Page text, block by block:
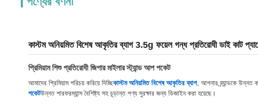
কাস্টম অনিয়মিত বিশেষ আকৃতির ব্যাগ 3.5g ফয়েল গন্ধ প্রতিরোধী ডাই কাট
প্রিমিয়াম শিশু প্রতিরোধী জিপার মাইলার স্ট্যান্ড আপ পকেট
আমাদের প্রিমিয়াম পরিচয় করিয়ে দিচ্ছিকাস্টম অনিয়মিত বিশেষ আকৃতির ব্যাগ, আপনার ব্র্যান্ডকে উন্নত
পকেটউন্নত পারফরম্যান্স বৈশিষ্ট্য সহ চূড়ান্ত পণ্য সুরক্ষার জন্য ডিজাইন করা হয়েছে।